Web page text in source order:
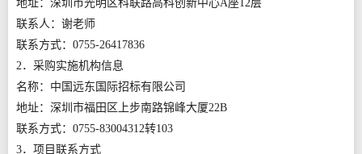
地址：深圳市光明区科联路高科创新中心A座12层
联系人：谢老师
联系方式：0755-26417836
2．采购实施机构信息
名称：中国远东国际招标有限公司
地址：深圳市福田区上步南路锦峰大厦22B
联系方式：0755-83004312转103
3．项目联系方式